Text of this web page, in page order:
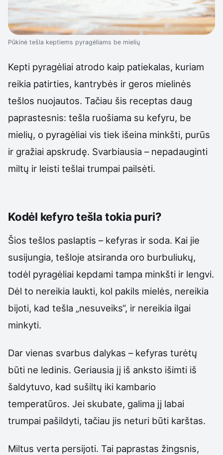
Pūkinė tešla keptiems pyragėliams be mielių
Kepti pyragėliai atrodo kaip patiekalas, kuriam
reikia patirties, kantrybės ir geros mielinės
tešlos nuojautos. Tačiau šis receptas daug
paprastesnis: tešla ruošiama su kefyru, be
mielių, o pyragėliai vis tiek išeina minkšti, purūs
ir gražiai apskrudę. Svarbiausia – nepadauginti
miltų ir leisti tešlai trumpai pailsėti.
Kodėl kefyro tešla tokia puri?
Šios tešlos paslaptis – kefyras ir soda. Kai jie
susijungia, tešloje atsiranda oro burbuliukų,
todėl pyragėliai kepdami tampa minkšti ir lengvi.
Dėl to nereikia laukti, kol pakils mielės, nereikia
bijoti, kad tešla „nesuveiks“, ir nereikia ilgai
minkyti.
Dar vienas svarbus dalykas – kefyras turėtų
būti ne ledinis. Geriausia jį iš anksto išimti iš
šaldytuvo, kad sušiltų iki kambario
temperatūros. Jei skubate, galima jį labai
trumpai pašildyti, tačiau jis neturi būti karštas.
Miltus verta persijoti. Tai paprastas žingsnis,